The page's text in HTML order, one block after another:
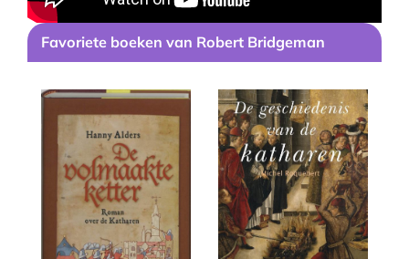
Favoriete boeken van Robert Bridgeman